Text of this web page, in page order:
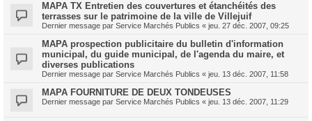
MAPA TX Entretien des couvertures et étanchéités des
terrasses sur le patrimoine de la ville de Villejuif
Dernier message par Service Marchés Publics « jeu. 27 déc. 2007, 09:25
MAPA prospection publicitaire du bulletin d'information
municipal, du guide municipal, de l'agenda du maire, et
diverses publications
Dernier message par Service Marchés Publics « jeu. 13 déc. 2007, 11:58
MAPA FOURNITURE DE DEUX TONDEUSES
Dernier message par Service Marchés Publics « jeu. 13 déc. 2007, 11:29